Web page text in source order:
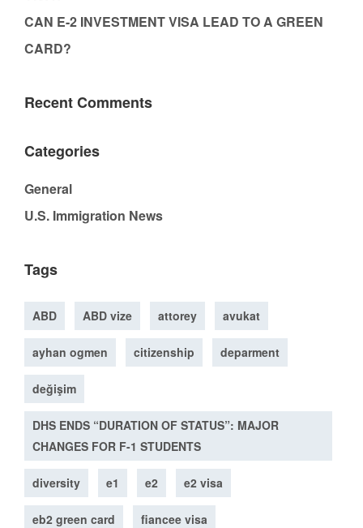
CAN E-2 INVESTMENT VISA LEAD TO A GREEN
CARD?
Recent Comments
Categories
General
U.S. Immigration News
Tags
ABD ABD vize attorey avukat
ayhan ogmen citizenship deparment
değişim
DHS ENDS “DURATION OF STATUS”: MAJOR
CHANGES FOR F-1 STUDENTS
diversity e1 e2 e2 visa
eb2 green card fiancee visa